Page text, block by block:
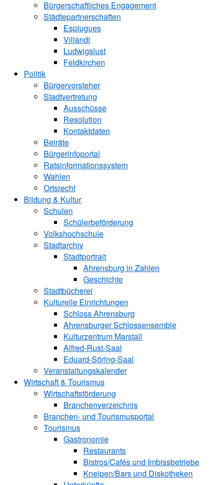
Bürgerschaftliches Engagement
Städtepartnerschaften
Esplugues
Viljandi
Ludwigslust
Feldkirchen
Politik
Bürgervorsteher
Stadtvertretung
Ausschüsse
Resolution
Kontaktdaten
Beiräte
Bürgerinfoportal
Ratsinformationssystem
Wahlen
Ortsrecht
Bildung & Kultur
Schulen
Schülerbeförderung
Volkshochschule
Stadtarchiv
Stadtportrait
Ahrensburg in Zahlen
Geschichte
Stadtbücherei
Kulturelle Einrichtungen
Schloss Ahrensburg
Ahrensburger Schlossensemble
Kulturzentrum Marstall
Alfred-Rust-Saal
Eduard-Söring-Saal
Veranstaltungskalender
Wirtschaft & Tourismus
Wirtschaftsförderung
Branchenverzeichnis
Branchen- und Tourismusportal
Tourismus
Gastronomie
Restaurants
Bistros/Cafés und Imbissbetriebe
Kneipen/Bars und Diskotheken